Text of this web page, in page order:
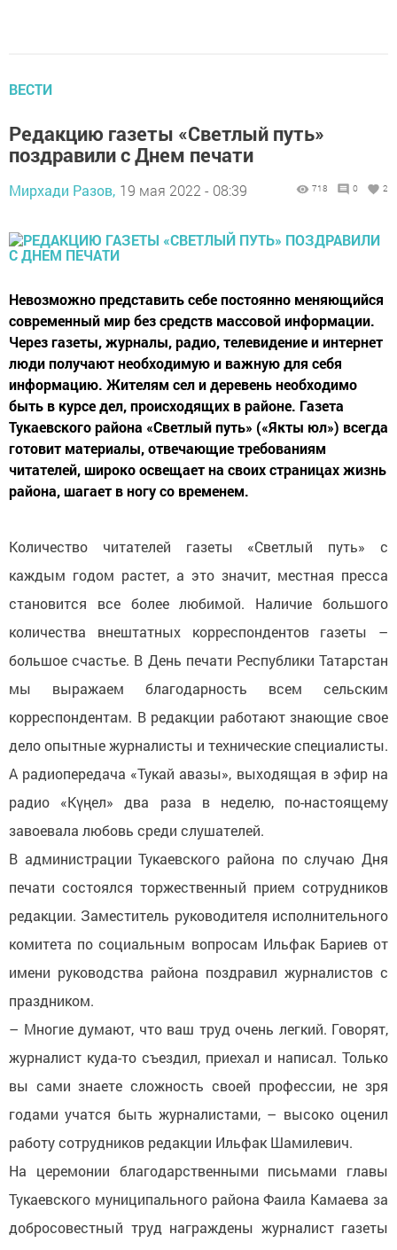
ВЕСТИ
Редакцию газеты «Светлый путь»
поздравили с Днем печати
Мирхади Разов, 19 мая 2022 - 08:39 718 0 2
Невозможно представить себе постоянно меняющийся
современный мир без средств массовой информации.
Через газеты, журналы, радио, телевидение и интернет
люди получают необходимую и важную для себя
информацию. Жителям сел и деревень необходимо
быть в курсе дел, происходящих в районе. Газета
Тукаевского района «Светлый путь» («Якты юл») всегда
готовит материалы, отвечающие требованиям
читателей, широко освещает на своих страницах жизнь
района, шагает в ногу со временем.
Количество читателей газеты «Светлый путь» с
каждым годом растет, а это значит, местная пресса
становится все более любимой. Наличие большого
количества внештатных корреспондентов газеты –
большое счастье. В День печати Республики Татарстан
мы выражаем благодарность всем сельским
корреспондентам. В редакции работают знающие свое
дело опытные журналисты и технические специалисты.
А радиопередача «Тукай авазы», выходящая в эфир на
радио «Күңел» два раза в неделю, по-настоящему
завоевала любовь среди слушателей.
В администрации Тукаевского района по случаю Дня
печати состоялся торжественный прием сотрудников
редакции. Заместитель руководителя исполнительного
комитета по социальным вопросам Ильфак Бариев от
имени руководства района поздравил журналистов с
праздником.
– Многие думают, что ваш труд очень легкий. Говорят,
журналист куда-то съездил, приехал и написал. Только
вы сами знаете сложность своей профессии, не зря
годами учатся быть журналистами, – высоко оценил
работу сотрудников редакции Ильфак Шамилевич.
На церемонии благодарственными письмами главы
Тукаевского муниципального района Фаила Камаева за
добросовестный труд награждены журналист газеты